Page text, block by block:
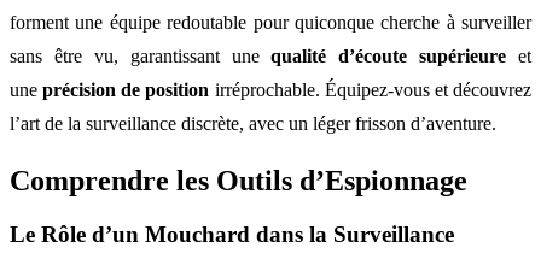
forment une équipe redoutable pour quiconque cherche à surveiller
sans être vu, garantissant unequalité d’écoute supérieure et
uneprécision de position irréprochable. Équipez-vous et découvrez
l’art de la surveillance discrète, avec un léger frisson d’aventure.
Comprendre les Outils d’Espionnage
Le Rôle d’un Mouchard dans la Surveillance